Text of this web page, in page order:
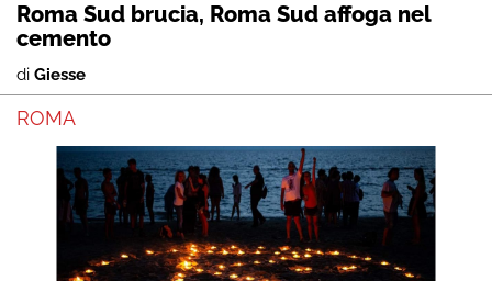
Roma Sud brucia, Roma Sud affoga nel
cemento
di Giesse
ROMA